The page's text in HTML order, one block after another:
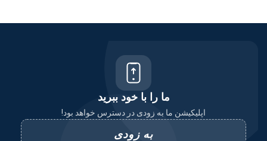
ما را با خود ببرید
اپلیکیشن ما به زودی در دسترس خواهد بود!
به زودی